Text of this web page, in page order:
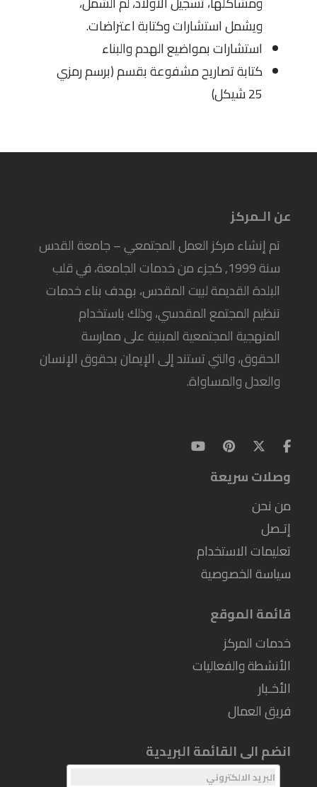
ويشمل استشارات وكتابة اعتراضات.
استشارات بمواضيع الهدم والبناء
كتابة تصاريح مشفوعة بقسم (برسم رمزي
25 شيكل)
عن الـمركز
تم إنشاء مركز العمل المجتمعي – جامعة القدس
سنة 1999, كجزء من خدمات الجامعة، في قلب
البلدة القديمة لبيت المقدس، بهدف بناء خدمات
تنظيم المجتمع المقدسي، وذلك باستخدام
المنهجية المجتمعية المبنية على ممارسة
الحقوق، والتي تستند إلى الإيمان بحقوق الإنسان
والعدل والمساواة.
وصلات سريعة
من نحن
إتـصل
تعليمات الاستخدام
سياسة الخصوصية
قائمة الموقع
خدمات المركز
الأنشطة والفعاليات
الأخـبار
فريق العمال
انضم الى القائمة البريدية